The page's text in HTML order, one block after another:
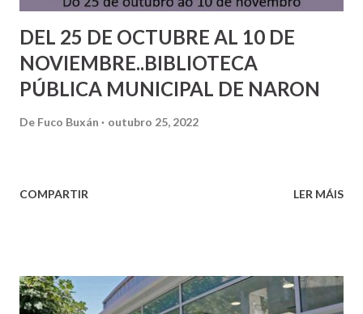
DEL 25 DE OCTUBRE AL 10 DE
NOVIEMBRE..BIBLIOTECA
PÚBLICA MUNICIPAL DE NARON
De Fuco Buxán outubro 25, 2022
COMPARTIR LER MÁIS